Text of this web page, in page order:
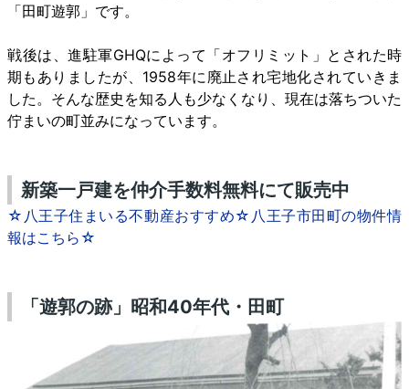
「田町遊郭」です。
戦後は、進駐軍GHQによって「オフリミット」とされた時
期もありましたが、1958年に廃止され宅地化されていきま
した。そんな歴史を知る人も少なくなり、現在は落ちついた
佇まいの町並みになっています。
新築一戸建を仲介手数料無料にて販売中
☆八王子住まいる不動産おすすめ☆八王子市田町の物件情
報はこちら☆
「遊郭の跡」昭和40年代・田町